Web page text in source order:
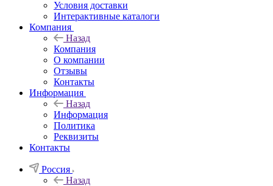
Условия доставки
Интерактивные каталоги
Компания
Назад
Компания
О компании
Отзывы
Контакты
Информация
Назад
Информация
Политика
Реквизиты
Контакты
Россия
Назад